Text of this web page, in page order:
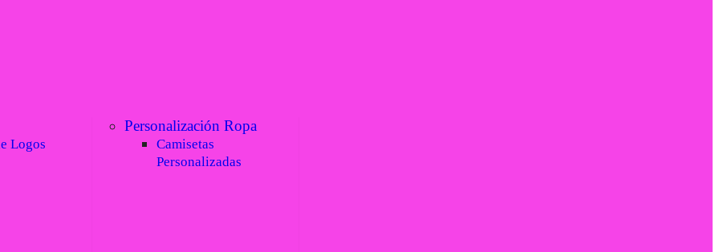
Logos
Personalización Ropa
Camisetas
Personalizadas